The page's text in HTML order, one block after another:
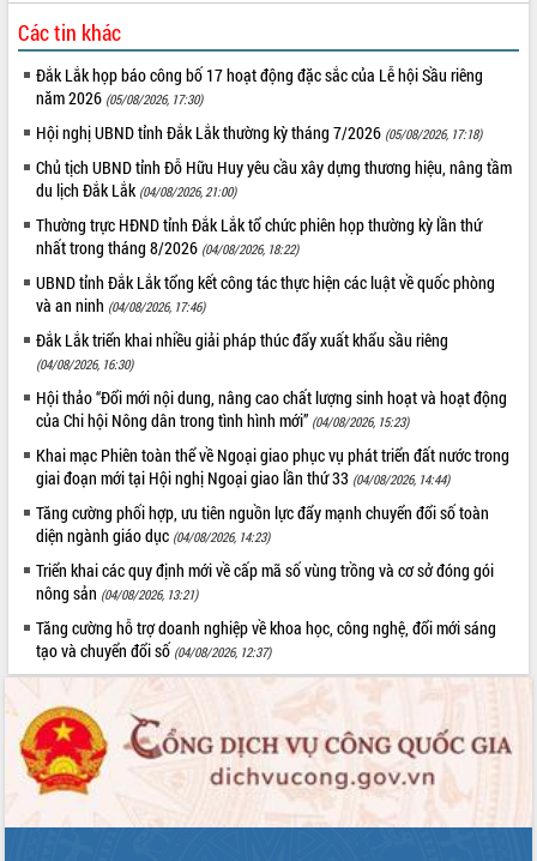
Các tin khác
Đắk Lắk họp báo công bố 17 hoạt động đặc sắc của Lễ hội Sầu riêng
năm 2026 (05/08/2026, 17:30)
Hội nghị UBND tỉnh Đắk Lắk thường kỳ tháng 7/2026 (05/08/2026, 17:18)
Chủ tịch UBND tỉnh Đỗ Hữu Huy yêu cầu xây dựng thương hiệu, nâng tầm
du lịch Đắk Lắk (04/08/2026, 21:00)
Thường trực HĐND tỉnh Đắk Lắk tổ chức phiên họp thường kỳ lần thứ
nhất trong tháng 8/2026 (04/08/2026, 18:22)
UBND tỉnh Đắk Lắk tổng kết công tác thực hiện các luật về quốc phòng
và an ninh (04/08/2026, 17:46)
Đắk Lắk triển khai nhiều giải pháp thúc đẩy xuất khẩu sầu riêng
(04/08/2026, 16:30)
Hội thảo “Đổi mới nội dung, nâng cao chất lượng sinh hoạt và hoạt động
của Chi hội Nông dân trong tình hình mới” (04/08/2026, 15:23)
Khai mạc Phiên toàn thể về Ngoại giao phục vụ phát triển đất nước trong
giai đoạn mới tại Hội nghị Ngoại giao lần thứ 33 (04/08/2026, 14:44)
Tăng cường phối hợp, ưu tiên nguồn lực đẩy mạnh chuyển đổi số toàn
diện ngành giáo dục (04/08/2026, 14:23)
Triển khai các quy định mới về cấp mã số vùng trồng và cơ sở đóng gói
nông sản (04/08/2026, 13:21)
Tăng cường hỗ trợ doanh nghiệp về khoa học, công nghệ, đổi mới sáng
tạo và chuyển đổi số (04/08/2026, 12:37)